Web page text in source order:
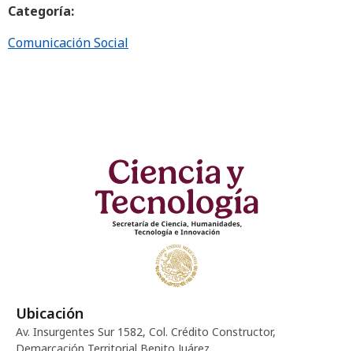
Categoría:
Comunicación Social
Ubicación
Av. Insurgentes Sur 1582, Col. Crédito Constructor,